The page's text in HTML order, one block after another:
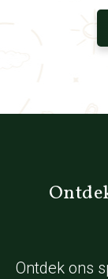
Ontdek ons